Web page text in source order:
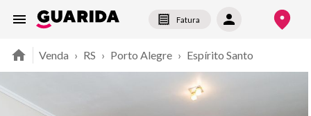
Fatura
Venda › RS › Porto Alegre › Espírito Santo